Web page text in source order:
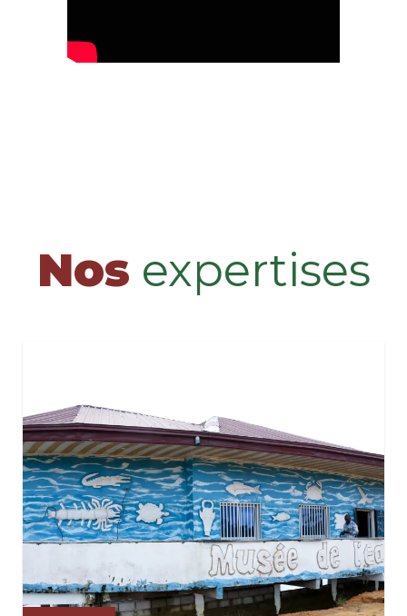
Nos expertises